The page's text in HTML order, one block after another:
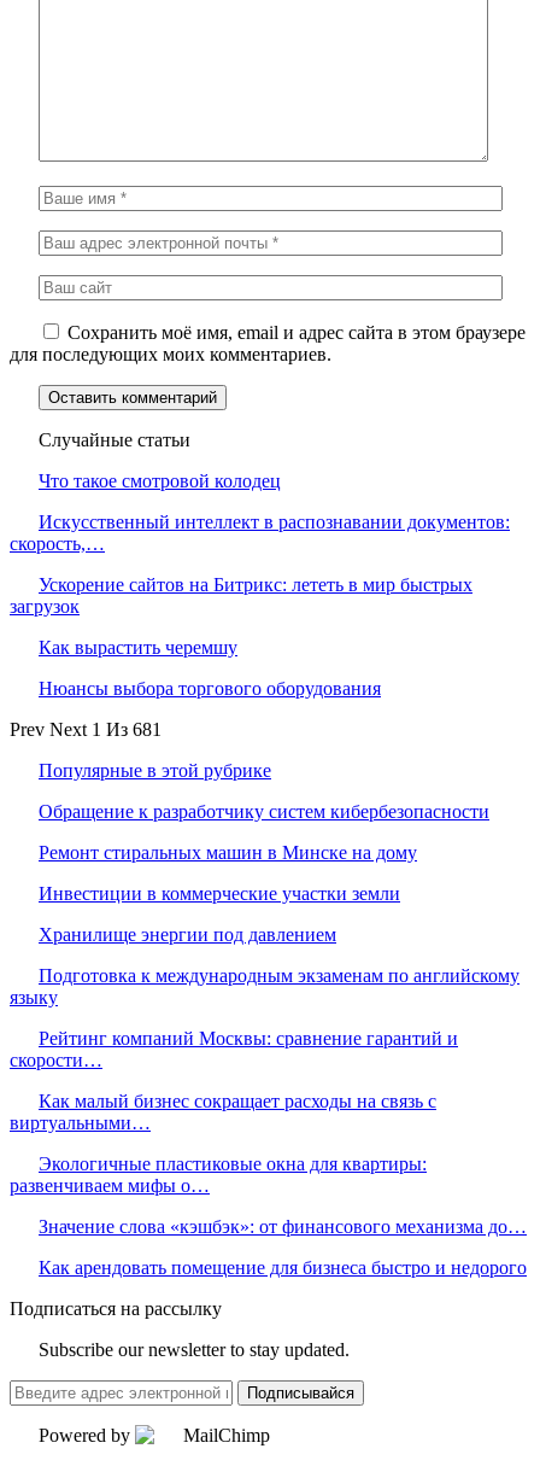
Сохранить моё имя, email и адрес сайта в этом браузере
для последующих моих комментариев.
Случайные статьи
Что такое смотровой колодец
Искусственный интеллект в распознавании документов:
скорость,…
Ускорение сайтов на Битрикс: лететь в мир быстрых
загрузок
Как вырастить черемшу
Нюансы выбора торгового оборудования
Prev Next 1 Из 681
Популярные в этой рубрике
Обращение к разработчику систем кибербезопасности
Ремонт стиральных машин в Минске на дому
Инвестиции в коммерческие участки земли
Хранилище энергии под давлением
Подготовка к международным экзаменам по английскому
языку
Рейтинг компаний Москвы: сравнение гарантий и
скорости…
Как малый бизнес сокращает расходы на связь с
виртуальными…
Экологичные пластиковые окна для квартиры:
развенчиваем мифы о…
Значение слова «кэшбэк»: от финансового механизма до…
Как арендовать помещение для бизнеса быстро и недорого
Подписаться на рассылку
Subscribe our newsletter to stay updated.
Подписывайся
Powered by